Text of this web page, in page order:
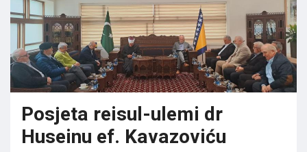
Posjeta reisul-ulemi dr
Huseinu ef. Kavazoviću